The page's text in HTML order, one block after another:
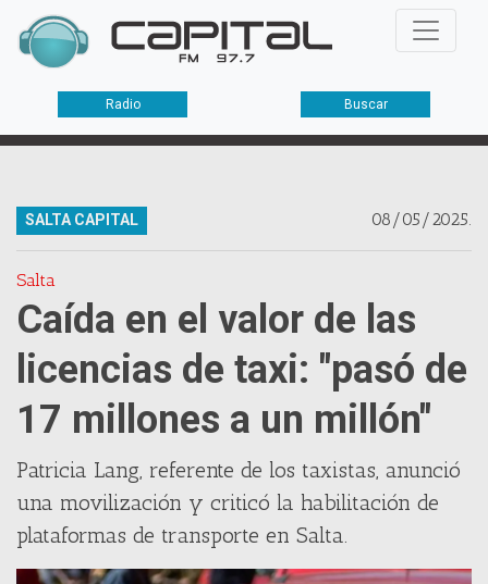
Radio Buscar
08/05/2025.
SALTA CAPITAL
Salta
Caída en el valor de las
licencias de taxi: "pasó de
17 millones a un millón"
Patricia Lang, referente de los taxistas, anunció
una movilización y criticó la habilitación de
plataformas de transporte en Salta.